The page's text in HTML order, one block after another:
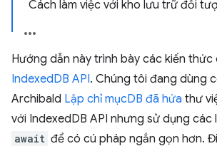
Cách làm việc với kho lưu trữ đối
Hướng dẫn này trình bày các kiến thức
IndexedDB API. Chúng tôi đang dùng
Archibald Lập chỉ mụcDB đã hứa thư
với IndexedDB API nhưng sử dụng các
await để có cú pháp ngắn gọn hơn.